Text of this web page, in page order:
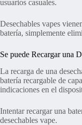
usuarios casuales.
Desechables vapes
batería, simplemente
Se puede Recargar una
La recarga de una
batería recargable de
indicaciones en el
Intentar recargar una
desechables vape.